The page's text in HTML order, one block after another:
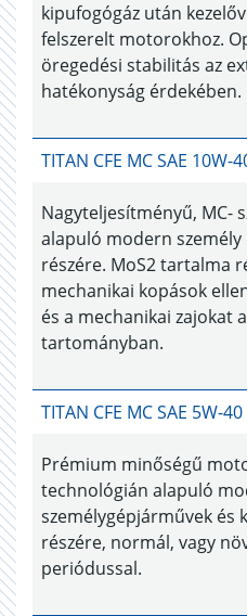
kipufogógáz után
felszerelt motorokhoz.
öregedési stabilitás az
hatékonyság érdekében.
TITAN CFE MC SAE 10W-
Nagyteljesítményű, MC-
alapuló modern
részére. MoS2 tartalma
mechanikai kopások
és a mechanikai zajokat
tartományban.
TITAN CFE MC SAE 5W-40
Prémium minőségű
technológián alapuló
személygépjárművek és
részére, normál, vagy
periódussal.